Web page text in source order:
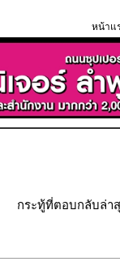
หน้าแ
กระทู้ที่ตอบกลับล่า